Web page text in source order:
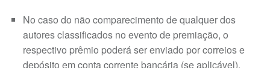
No caso do não comparecimento de qualquer dos
autores classificados no evento de premiação, o
respectivo prêmio poderá ser enviado por correios e
depósito em conta corrente bancária (se aplicável),